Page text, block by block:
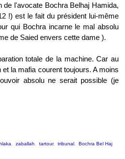
l'avocate Bochra Belhaj Hamida,
!) est le fait du président lui-même
qui Bochra incarne le mal absolu
de Saied envers cette dame ).
totale de la machine. Car au
la mafia courent toujours. A moins
absolu ne serait possible (je
zaballah tartour, tribunal
Bochra Bel Haj